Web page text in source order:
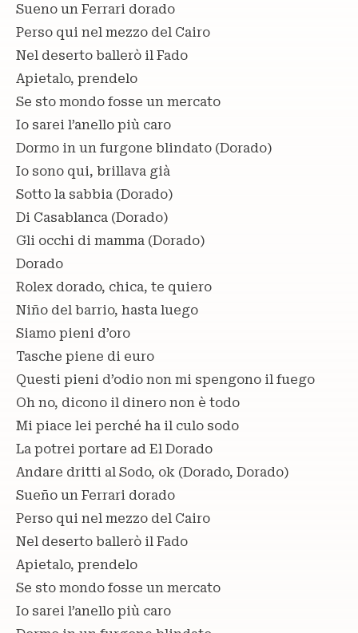
Sueno un Ferrari dorado
Perso qui nel mezzo del Cairo
Nel deserto ballerò il Fado
Apietalo, prendelo
Se sto mondo fosse un mercato
Io sarei l’anello più caro
Dormo in un furgone blindato (Dorado)
Io sono qui, brillava già
Sotto la sabbia (Dorado)
Di Casablanca (Dorado)
Gli occhi di mamma (Dorado)
Dorado
Rolex dorado, chica, te quiero
Niño del barrio, hasta luego
Siamo pieni d’oro
Tasche piene di euro
Questi pieni d’odio non mi spengono il fuego
Oh no, dicono il dinero non è todo
Mi piace lei perché ha il culo sodo
La potrei portare ad El Dorado
Andare dritti al Sodo, ok (Dorado, Dorado)
Sueño un Ferrari dorado
Perso qui nel mezzo del Cairo
Nel deserto ballerò il Fado
Apietalo, prendelo
Se sto mondo fosse un mercato
Io sarei l’anello più caro